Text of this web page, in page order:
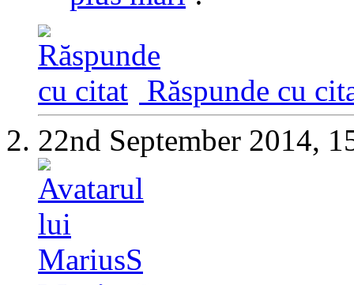
Răspunde cu
22nd September 2014,